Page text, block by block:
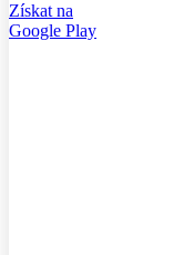
Získat na
Google Play